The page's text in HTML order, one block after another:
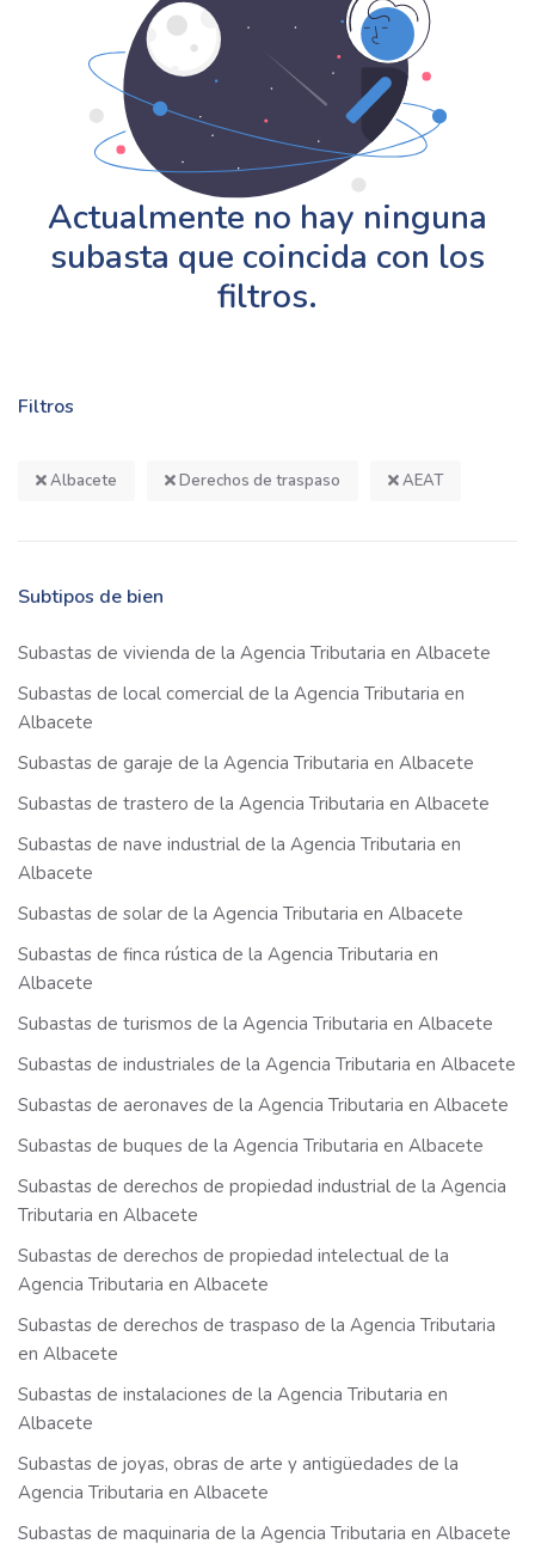
Filtros
Albacete Derechos de traspaso AEAT
Subtipos de bien
Subastas de vivienda de la Agencia Tributaria en Albacete
Subastas de local comercial de la Agencia Tributaria en
Albacete
Subastas de garaje de la Agencia Tributaria en Albacete
Subastas de trastero de la Agencia Tributaria en Albacete
Subastas de nave industrial de la Agencia Tributaria en
Albacete
Subastas de solar de la Agencia Tributaria en Albacete
Subastas de finca rústica de la Agencia Tributaria en
Albacete
Subastas de turismos de la Agencia Tributaria en Albacete
Subastas de industriales de la Agencia Tributaria en Albacete
Subastas de aeronaves de la Agencia Tributaria en Albacete
Subastas de buques de la Agencia Tributaria en Albacete
Subastas de derechos de propiedad industrial de la Agencia
Tributaria en Albacete
Subastas de derechos de propiedad intelectual de la
Agencia Tributaria en Albacete
Subastas de derechos de traspaso de la Agencia Tributaria
en Albacete
Subastas de instalaciones de la Agencia Tributaria en
Albacete
Subastas de joyas, obras de arte y antigüedades de la
Agencia Tributaria en Albacete
Subastas de maquinaria de la Agencia Tributaria en Albacete
Actualmente no hay ninguna
subasta que coincida con los
filtros.